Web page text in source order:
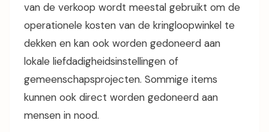
van de verkoop wordt meestal gebruikt om de
operationele kosten van de kringloopwinkel te
dekken en kan ook worden gedoneerd aan
lokale liefdadigheidsinstellingen of
gemeenschapsprojecten. Sommige items
kunnen ook direct worden gedoneerd aan
mensen in nood.